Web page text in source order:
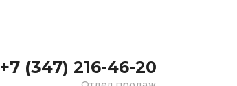
+7 (347) 216-46-20